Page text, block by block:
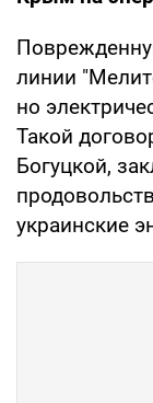
линии
но
Такой
Богуцкой,
украинские